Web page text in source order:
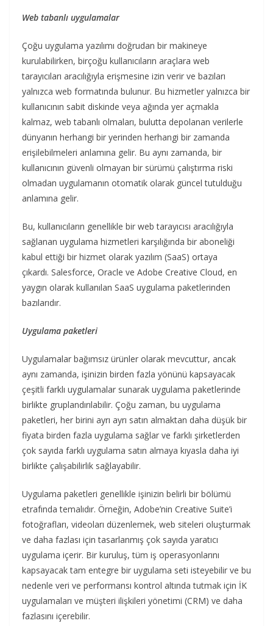
Web tabanlı uygulamalar
Çoğu uygulama yazılımı doğrudan bir makineye
kurulabilirken, birçoğu kullanıcıların araçlara web
tarayıcıları aracılığıyla erişmesine izin verir ve bazıları
yalnızca web formatında bulunur. Bu hizmetler yalnızca bir
kullanıcının sabit diskinde veya ağında yer açmakla
kalmaz, web tabanlı olmaları, bulutta depolanan verilerle
dünyanın herhangi bir yerinden herhangi bir zamanda
erişilebilmeleri anlamına gelir. Bu aynı zamanda, bir
kullanıcının güvenli olmayan bir sürümü çalıştırma riski
olmadan uygulamanın otomatik olarak güncel tutulduğu
anlamına gelir.
Bu, kullanıcıların genellikle bir web tarayıcısı aracılığıyla
sağlanan uygulama hizmetleri karşılığında bir aboneliği
kabul ettiği bir hizmet olarak yazılım (SaaS) ortaya
çıkardı. Salesforce, Oracle ve Adobe Creative Cloud, en
yaygın olarak kullanılan SaaS uygulama paketlerinden
bazılarıdır.
Uygulama paketleri
Uygulamalar bağımsız ürünler olarak mevcuttur, ancak
aynı zamanda, işinizin birden fazla yönünü kapsayacak
çeşitli farklı uygulamalar sunarak uygulama paketlerinde
birlikte gruplandırılabilir. Çoğu zaman, bu uygulama
paketleri, her birini ayrı ayrı satın almaktan daha düşük bir
fiyata birden fazla uygulama sağlar ve farklı şirketlerden
çok sayıda farklı uygulama satın almaya kıyasla daha iyi
birlikte çalışabilirlik sağlayabilir.
Uygulama paketleri genellikle işinizin belirli bir bölümü
etrafında temalıdır. Örneğin, Adobe’nin Creative Suite’i
fotoğrafları, videoları düzenlemek, web siteleri oluşturmak
ve daha fazlası için tasarlanmış çok sayıda yaratıcı
uygulama içerir. Bir kuruluş, tüm iş operasyonlarını
kapsayacak tam entegre bir uygulama seti isteyebilir ve bu
nedenle veri ve performansı kontrol altında tutmak için İK
uygulamaları ve müşteri ilişkileri yönetimi (CRM) ve daha
fazlasını içerebilir.